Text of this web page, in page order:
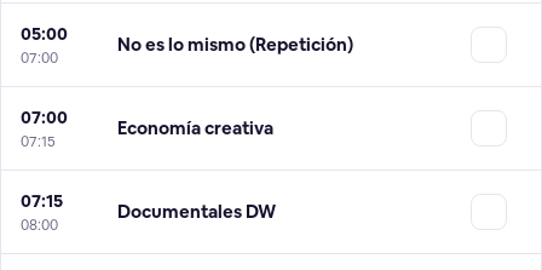
05:00
07:00
No es lo mismo (Repetición)
07:00
07:15
Economía creativa
07:15
08:00
Documentales DW